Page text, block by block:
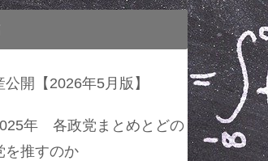
開【2026年5月版】
年 各政党まとめとどの
を推すのか